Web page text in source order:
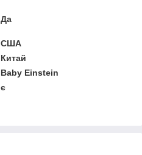
Да
США
Китай
Baby Einstein
є